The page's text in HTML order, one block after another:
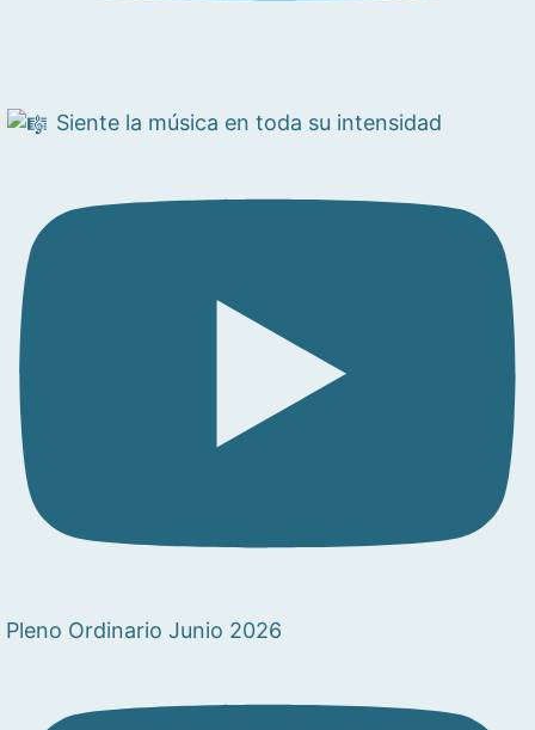
Siente la música en toda su intensidad
Pleno Ordinario Junio 2026